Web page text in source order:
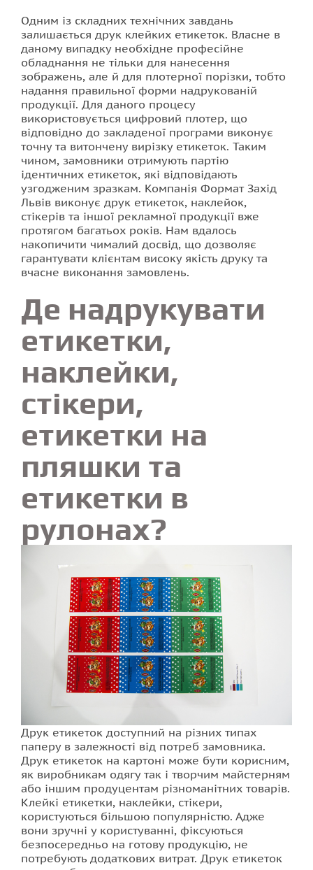
Одним із складних технічних завдань
залишається друк клейких етикеток. Власне в
даному випадку необхідне професійне
обладнання не тільки для нанесення
зображень, але й для плотерної порізки, тобто
надання правильної форми надрукованій
продукції. Для даного процесу
використовується цифровий плотер, що
відповідно до закладеної програми виконує
точну та витончену вирізку етикеток. Таким
чином, замовники отримують партію
ідентичних етикеток, які відповідають
узгодженим зразкам. Компанія Формат Захід
Львів виконує друк етикеток, наклейок,
стікерів та іншої рекламної продукції вже
протягом багатьох років. Нам вдалось
накопичити чималий досвід, що дозволяє
гарантувати клієнтам високу якість друку та
вчасне виконання замовлень.
Де надрукувати
етикетки,
наклейки,
стікери,
етикетки на
пляшки та
етикетки в
рулонах?
Друк етикеток доступний на різних типах
паперу в залежності від потреб замовника.
Друк етикеток на картоні може бути корисним,
як виробникам одягу так і творчим майстерням
або іншим продуцентам різноманітних товарів.
Клейкі етикетки, наклейки, стікери,
користуються більшою популярністю. Адже
вони зручні у користуванні, фіксуються
безпосередньо на готову продукцію, не
потребують додаткових витрат. Друк етикеток